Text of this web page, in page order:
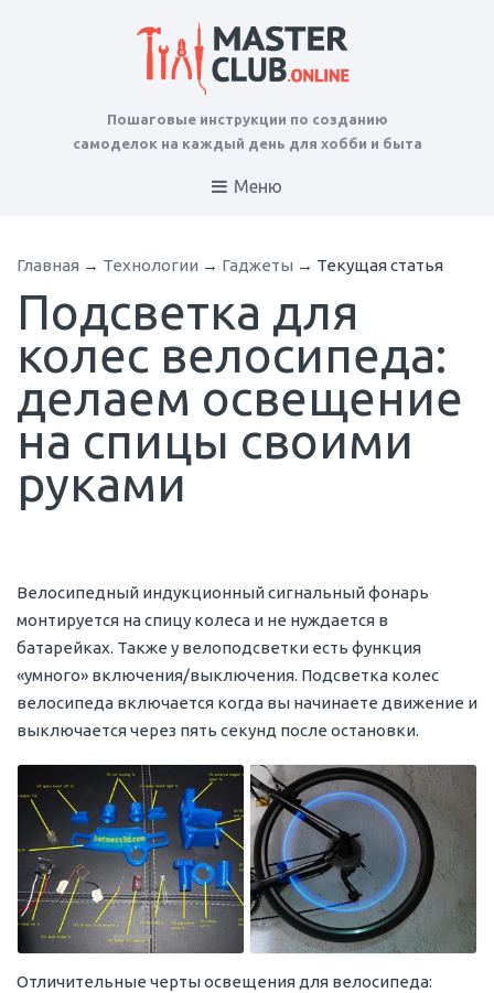
Пошаговые инструкции по созданию
самоделок на каждый день для хобби и быта
Меню
Главная → Технологии → Гаджеты → Текущая статья
Подсветка для
колес велосипеда:
делаем освещение
на спицы своими
руками
Велосипедный индукционный сигнальный фонарь
монтируется на спицу колеса и не нуждается в
батарейках. Также у велоподсветки есть функция
«умного» включения/выключения. Подсветка колес
велосипеда включается когда вы начинаете движение и
выключается через пять секунд после остановки.
Отличительные черты освещения для велосипеда: